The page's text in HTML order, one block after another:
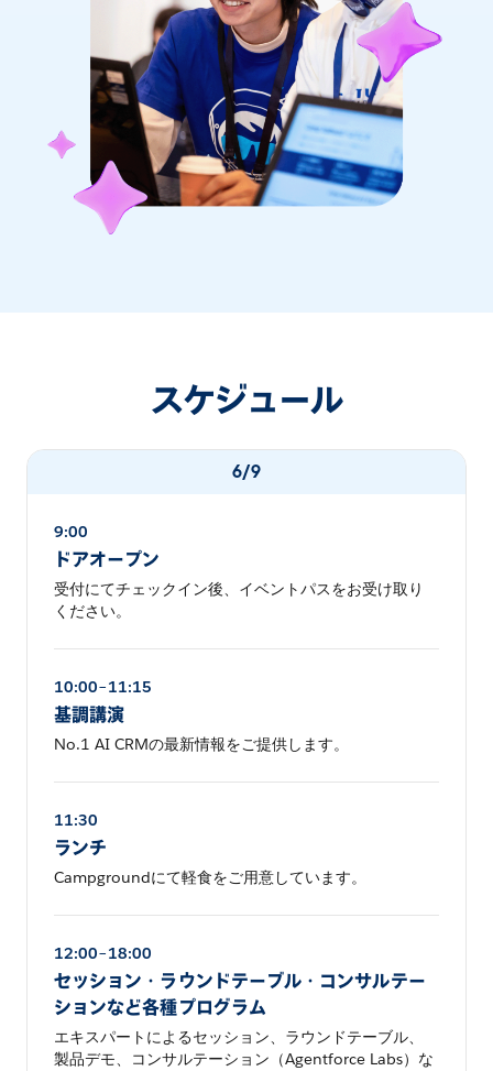
スケジュール
6/9
9:00
ドアオープン
受付にてチェックイン後、イベントパスをお受け取り
ください。
10:00–11:15
基調講演
No.1 AI CRMの最新情報をご提供します。
11:30
ランチ
Campgroundにて軽食をご用意しています。
12:00–18:00
セッション・ラウンドテーブル・コンサルテー
ションなど各種プログラム
エキスパートによるセッション、ラウンドテーブル、
製品デモ、コンサルテーション（Agentforce Labs）な